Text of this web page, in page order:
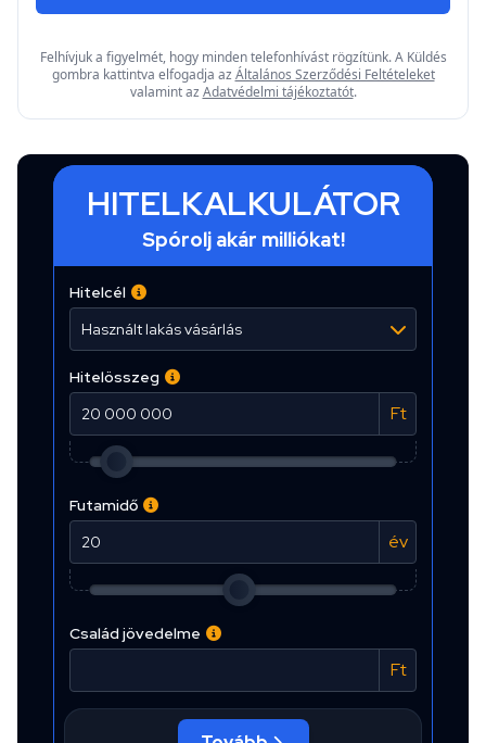
Felhívjuk a figyelmét, hogy minden telefonhívást rögzítünk. A Küldés
gombra kattintva elfogadja az Általános Szerződési Feltételeket
valamint az Adatvédelmi tájékoztatót.